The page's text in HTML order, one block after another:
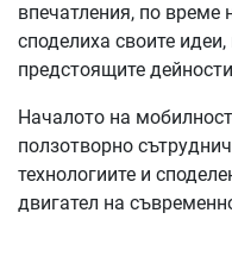
впечатления, по време
споделиха своите
предстоящите
Началото на
ползотворно
технологиите и
двигател на